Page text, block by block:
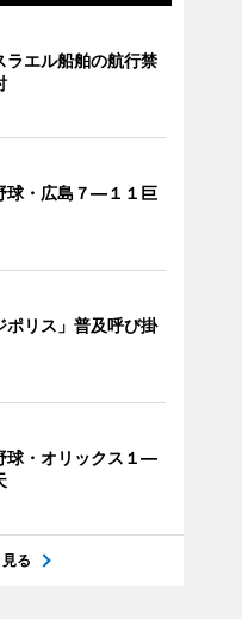
ラエル船舶の航行禁
球・広島７―１１巨
ポリス」普及呼び掛
球・オリックス１―
る